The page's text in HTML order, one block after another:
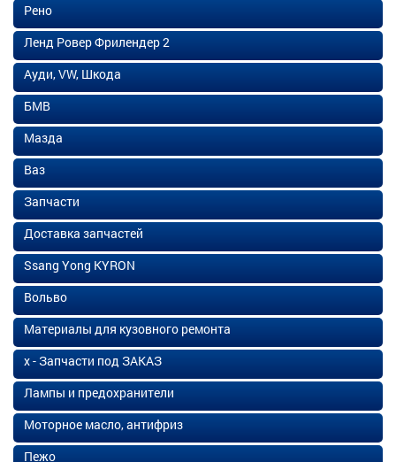
Рено
Ленд Ровер Фрилендер 2
Ауди, VW, Шкода
БМВ
Мазда
Ваз
Запчасти
Доставка запчастей
Ssang Yong KYRON
Вольво
Материалы для кузовного ремонта
х - Запчасти под ЗАКАЗ
Лампы и предохранители
Моторное масло, антифриз
Пежо